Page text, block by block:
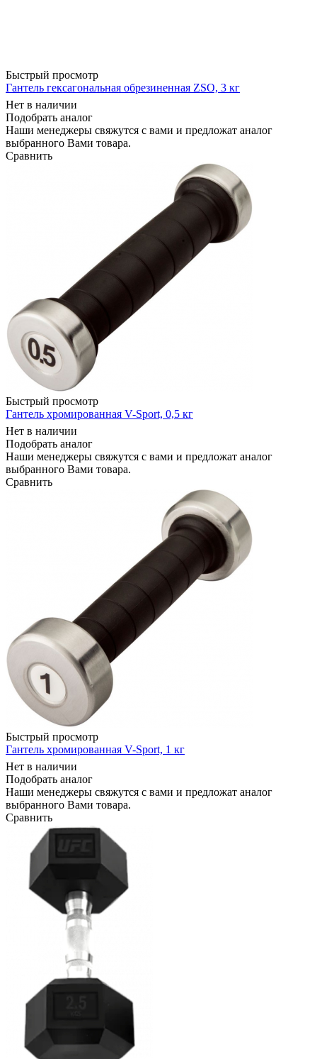
Быстрый просмотр
Гантель гексагональная обрезиненная ZSO, 3 кг
Нет в наличии
Подобрать аналог
Наши менеджеры свяжутся с вами и предложат аналог
выбранного Вами товара.
Сравнить
Быстрый просмотр
Гантель хромированная V-Sport, 0,5 кг
Нет в наличии
Подобрать аналог
Наши менеджеры свяжутся с вами и предложат аналог
выбранного Вами товара.
Сравнить
Быстрый просмотр
Гантель хромированная V-Sport, 1 кг
Нет в наличии
Подобрать аналог
Наши менеджеры свяжутся с вами и предложат аналог
выбранного Вами товара.
Сравнить